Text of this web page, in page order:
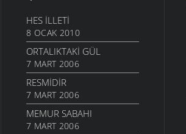
HES İLLETI
8 OCAK 2010
ORTALIKTAKI GÜL
7 MART 2006
RESMIDIR
7 MART 2006
MEMUR SABAHI
7 MART 2006